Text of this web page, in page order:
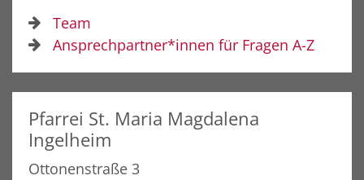
Team
Ansprechpartner*innen für Fragen A-Z
Pfarrei St. Maria Magdalena
Ingelheim
Ottonenstraße 3